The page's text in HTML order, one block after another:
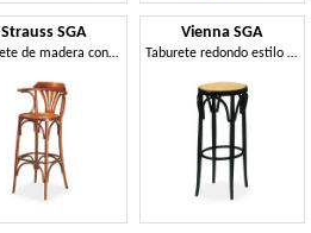
Strauss SGA
Taburete de madera con brazos, estilo vienés
Vienna SGA
Taburete redondo estilo Thonet, sin respaldo